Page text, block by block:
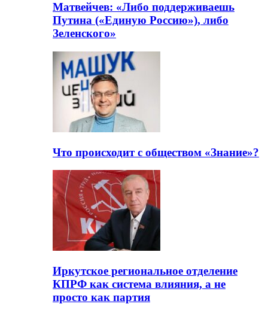
Матвейчев: «Либо поддерживаешь
Путина («Единую Россию»), либо
Зеленского»
Что происходит с обществом «Знание»?
Иркутское региональное отделение
КПРФ как система влияния, а не
просто как партия